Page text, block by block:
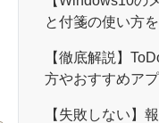
と付箋の使い方
【徹底解説】
方やおすすめア
【失敗しない】